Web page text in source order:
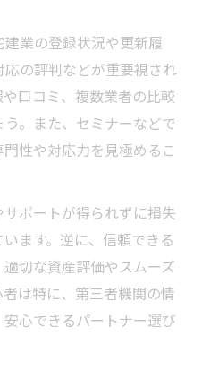
業の登録状況や更新履
の評判などが重要視され
口コミ、複数業者の比較
。また、セミナーなどで
性や対応力を見極めるこ
ポートが得られずに損失
ます。逆に、信頼できる
切な資産評価やスムーズ
は特に、第三者機関の情
心できるパートナー選び